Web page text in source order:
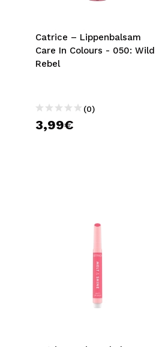
Catrice – Lippenbalsam
Care In Colours - 050: Wild
Rebel
(0)
3,99€